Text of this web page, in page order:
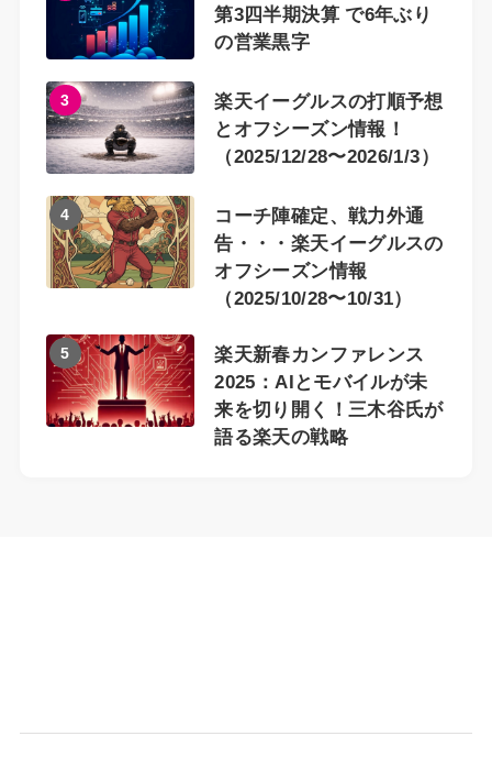
第3四半期決算 で6年ぶり
の営業黒字
3
楽天イーグルスの打順予想
とオフシーズン情報！
（2025/12/28〜2026/1/3）
4
コーチ陣確定、戦力外通
告・・・楽天イーグルスの
オフシーズン情報
（2025/10/28〜10/31）
5
楽天新春カンファレンス
2025：AIとモバイルが未
来を切り開く！三木谷氏が
語る楽天の戦略